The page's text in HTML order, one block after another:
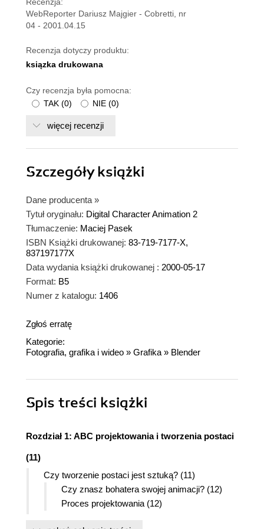
Recenzja:
WebReporter Dariusz Majgier - Cobretti, nr
04 - 2001.04.15
Recenzja dotyczy produktu:
ksiązka drukowana
Czy recenzja była pomocna:
TAK (0) NIE (0)
więcej recenzji
Szczegółyksiążki
Dane producenta »
Tytuł oryginału: Digital Character Animation 2
Tłumaczenie: Maciej Pasek
ISBN Książki drukowanej: 83-719-7177-X,
837197177X
Data wydania książki drukowanej : 2000-05-17
Format: B5
Numer z katalogu: 1406
Zgłoś erratę
Kategorie:
Fotografia, grafika i wideo » Grafika» Blender
Spis treści książki
Rozdział 1: ABC projektowania i tworzenia postaci
(11)
Czy tworzenie postaci jest sztuką? (11)
Czy znasz bohatera swojej animacji? (12)
Proces projektowania (12)